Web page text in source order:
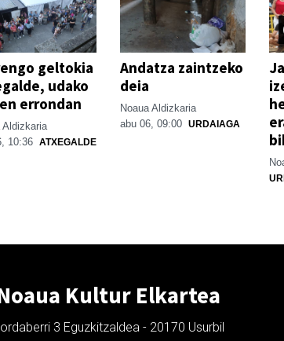
geltokia
udako
errondan
Aldizkaria
10:36 ATXEGALDE
Andatza zaintzeko
deia
Noaua Aldizkaria
abu 06, 09:00 URDAIAGA
Kultur Elkartea
3 Eguzkitzaldea - 20170 Usurbil